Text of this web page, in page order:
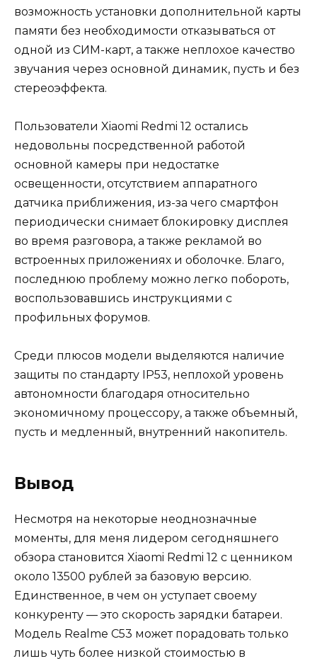
возможность установки дополнительной карты
памяти без необходимости отказываться от
одной из СИМ-карт, а также неплохое качество
звучания через основной динамик, пусть и без
стереоэффекта.
Пользователи Xiaomi Redmi 12 остались
недовольны посредственной работой
основной камеры при недостатке
освещенности, отсутствием аппаратного
датчика приближения, из-за чего смартфон
периодически снимает блокировку дисплея
во время разговора, а также рекламой во
встроенных приложениях и оболочке. Благо,
последнюю проблему можно легко побороть,
воспользовавшись инструкциями с
профильных форумов.
Среди плюсов модели выделяются наличие
защиты по стандарту IP53, неплохой уровень
автономности благодаря относительно
экономичному процессору, а также объемный,
пусть и медленный, внутренний накопитель.
Вывод
Несмотря на некоторые неоднозначные
моменты, для меня лидером сегодняшнего
обзора становится Xiaomi Redmi 12 с ценником
около 13500 рублей за базовую версию.
Единственное, в чем он уступает своему
конкуренту — это скорость зарядки батареи.
Модель Realme C53 может порадовать только
лишь чуть более низкой стоимостью в